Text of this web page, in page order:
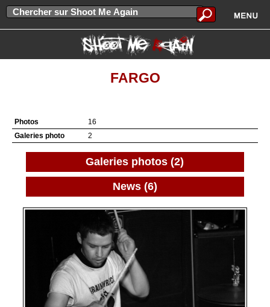
FARGO
Photos
16
Galeries photo
2
Galeries photos (2)
News (6)